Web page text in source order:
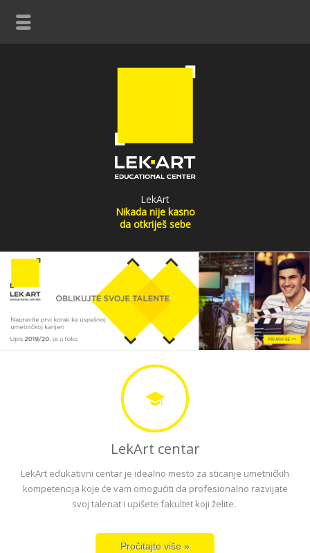
LekArt
Nikada nije kasno
da otkriješ sebe
LekArt centar
LekArt edukativni centar je idealno mesto za sticanje umetničkih
kompetencija koje će vam omogućiti da profesionalno razvijate
svoj talenat i upišete fakultet koji želite.
Pročitajte više »